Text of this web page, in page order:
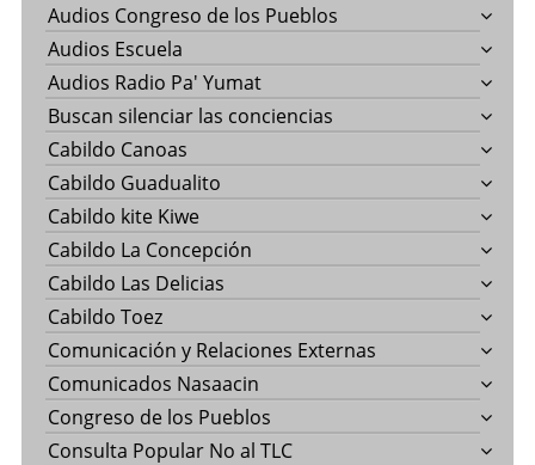
Audios Congreso de los Pueblos
Audios Escuela
Audios Radio Pa' Yumat
Buscan silenciar las conciencias
Cabildo Canoas
Cabildo Guadualito
Cabildo kite Kiwe
Cabildo La Concepción
Cabildo Las Delicias
Cabildo Toez
Comunicación y Relaciones Externas
Comunicados Nasaacin
Congreso de los Pueblos
Consulta Popular No al TLC